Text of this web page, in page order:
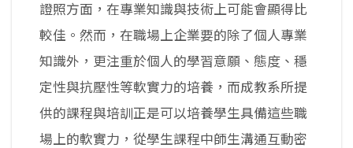
證照方面，在專業知識與技術上可能會顯得比
較佳。然而，在職場上企業要的除了個人專業
知識外，更注重於個人的學習意願、態度、穩
定性與抗壓性等軟實力的培養，而成教系所提
供的課程與培訓正是可以培養學生具備這些職
場上的軟實力，從學生課程中師生溝通互動密